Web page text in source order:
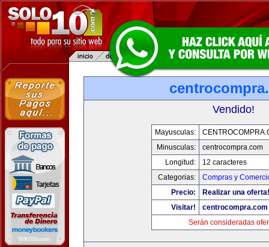
Vendido!
Mayusculas:
Minusculas:
centrocompra.com
Longitud:
12 caracteres
Categorias:
Compras y
Precio:
Realizar una oferta!
Visitar!
centrocompra.com
Serán consideradas